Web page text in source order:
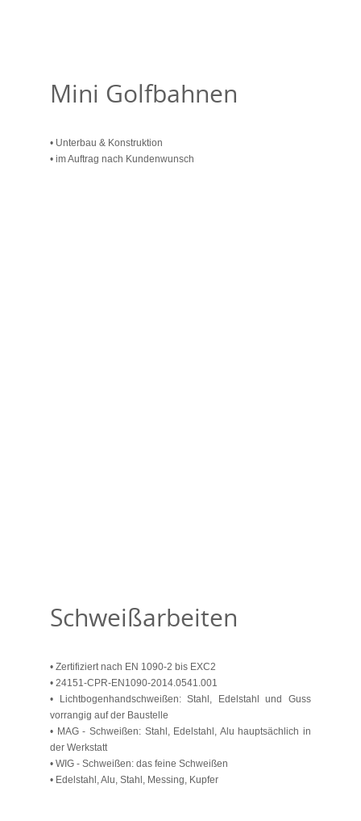
Mini Golfbahnen
• Unterbau & Konstruktion
• im Auftrag nach Kundenwunsch
Schweißarbeiten
• Zertifiziert nach EN 1090-2 bis EXC2
• 24151-CPR-EN1090-2014.0541.001
• Lichtbogenhandschweißen: Stahl, Edelstahl und Guss
vorrangig auf der Baustelle
• MAG - Schweißen: Stahl, Edelstahl, Alu hauptsächlich in
der Werkstatt
• WIG - Schweißen: das feine Schweißen
• Edelstahl, Alu, Stahl, Messing, Kupfer